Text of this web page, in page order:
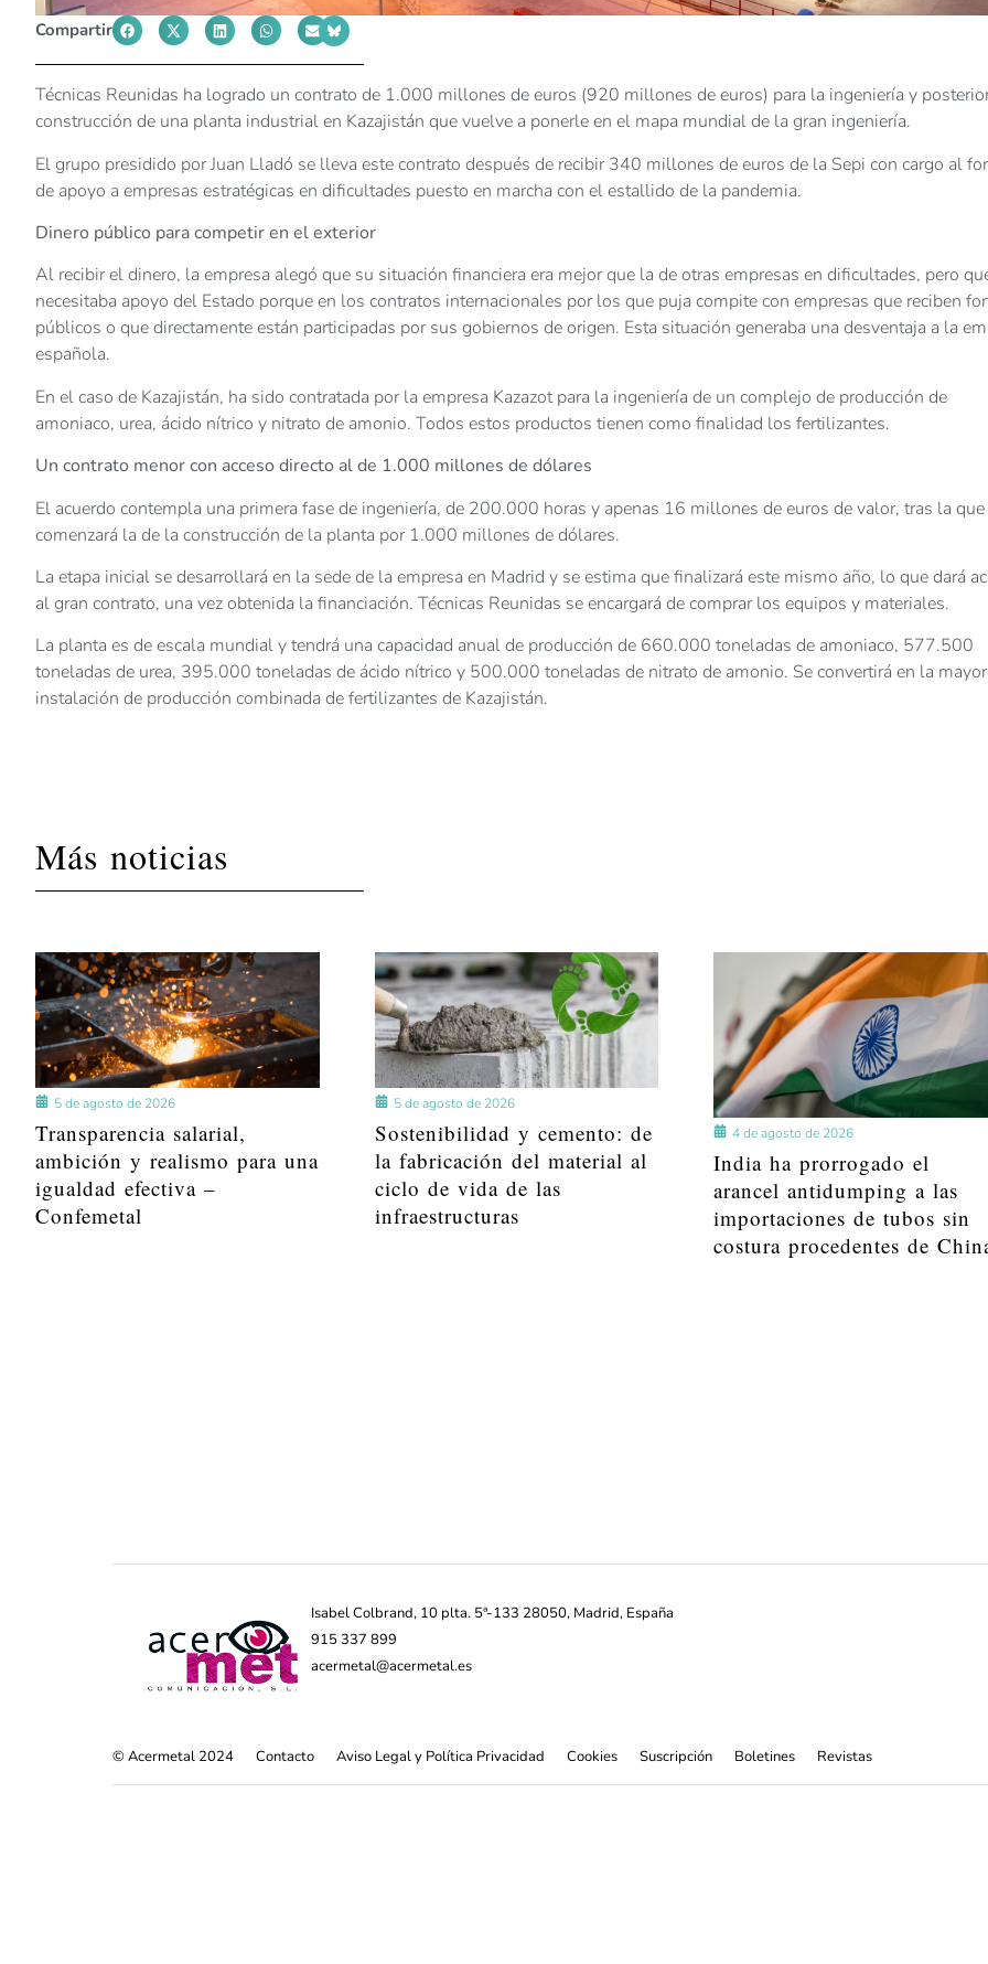
Compartir
Técnicas Reunidas ha logrado un contrato de 1.000 millones de euros (920 millones de euros) para la ingeniería y
construcción de una planta industrial en Kazajistán que vuelve a ponerle en el mapa mundial de la gran ingeniería.
El grupo presidido por Juan Lladó se lleva este contrato después de recibir 340 millones de euros de la Sepi con cargo al
de apoyo a empresas estratégicas en dificultades puesto en marcha con el estallido de la pandemia.
Dinero público para competir en el exterior
Al recibir el dinero, la empresa alegó que su situación financiera era mejor que la de otras empresas en dificultades, pero
necesitaba apoyo del Estado porque en los contratos internacionales por los que puja compite con empresas que reciben
públicos o que directamente están participadas por sus gobiernos de origen. Esta situación generaba una desventaja a la
española.
En el caso de Kazajistán, ha sido contratada por la empresa Kazazot para la ingeniería de un complejo de producción de
amoniaco, urea, ácido nítrico y nitrato de amonio. Todos estos productos tienen como finalidad los fertilizantes.
Un contrato menor con acceso directo al de 1.000 millones de dólares
El acuerdo contempla una primera fase de ingeniería, de 200.000 horas y apenas 16 millones de euros de valor, tras la que
comenzará la de la construcción de la planta por 1.000 millones de dólares.
La etapa inicial se desarrollará en la sede de la empresa en Madrid y se estima que finalizará este mismo año, lo que dará
al gran contrato, una vez obtenida la financiación. Técnicas Reunidas se encargará de comprar los equipos y materiales.
La planta es de escala mundial y tendrá una capacidad anual de producción de 660.000 toneladas de amoniaco, 577.500
toneladas de urea, 395.000 toneladas de ácido nítrico y 500.000 toneladas de nitrato de amonio. Se convertirá en la mayor
instalación de producción combinada de fertilizantes de Kazajistán.
Más noticias
5 de agosto de 2026
Transparencia salarial,
ambición y realismo para una
igualdad efectiva –
Confemetal
5 de agosto de 2026
Sostenibilidad y cemento: de
la fabricación del material al
ciclo de vida de las
infraestructuras
4 de agosto de 2026
India ha prorrogado el
arancel antidumping a las
importaciones de tubos sin
costura procedentes de
Isabel Colbrand, 10 plta. 5ª-133 28050, Madrid, España
915 337 899
acermetal@acermetal.es
© Acermetal 2024 Contacto Aviso Legal y Política Privacidad Cookies Suscripción Boletines Revistas